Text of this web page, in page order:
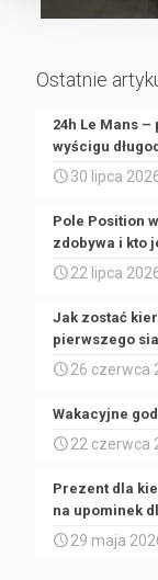
Ostatnie
24h Le Mans
wyścigu
30 lipca
Pole Position
zdobywa i kto
22 lipca
Jak zostać
pierwszego
26 czerwca
Wakacyjne
22 czerwca
Prezent dla
na upominek
29 maja